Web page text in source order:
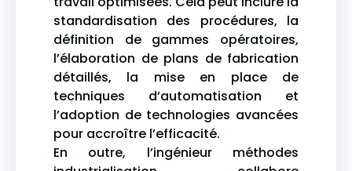
standardisation des procédures, la
définition de gammes opératoires,
l’élaboration de plans de fabrication
détaillés, la mise en place de
techniques d’automatisation et
l’adoption de technologies avancées
pour accroître l’efficacité.
En outre, l’ingénieur méthodes